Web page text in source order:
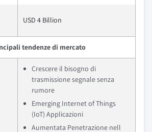
USD 4 Billion
tendenze di mercato
Crescere il bisogno di
trasmissione segnale senza
rumore
Emerging Internet of Things
(IoT) Applicazioni
Aumentata Penetrazione nell